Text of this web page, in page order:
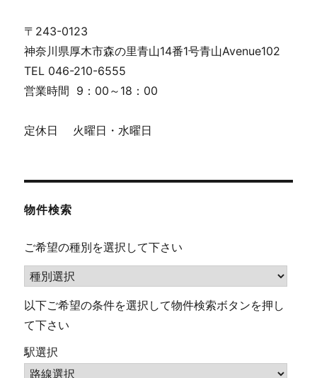
〒243-0123
神奈川県厚木市森の里青山14番1号青山Avenue102
TEL 046-210-6555
営業時間 9：00～18：00
定休日 火曜日・水曜日
物件検索
ご希望の種別を選択して下さい
以下ご希望の条件を選択して物件検索ボタンを押し
て下さい
駅選択